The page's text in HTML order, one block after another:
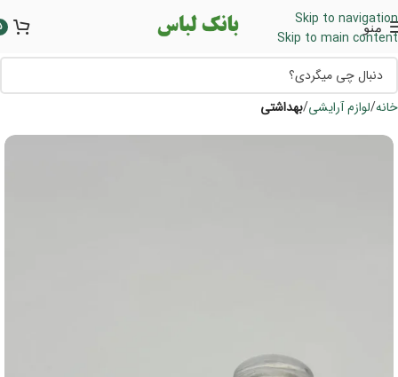
Skip to navigation
Skip to main content
منو
خانه لوازم آرایشی بهداشتی